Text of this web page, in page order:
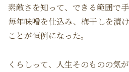
素敵さを知って、できる範囲で
毎年味噌を仕込み、梅干しを漬
ことが恒例になった。
くらしって、人生そのものの気が